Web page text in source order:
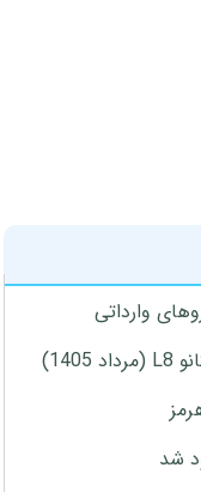
وارداتی
شد